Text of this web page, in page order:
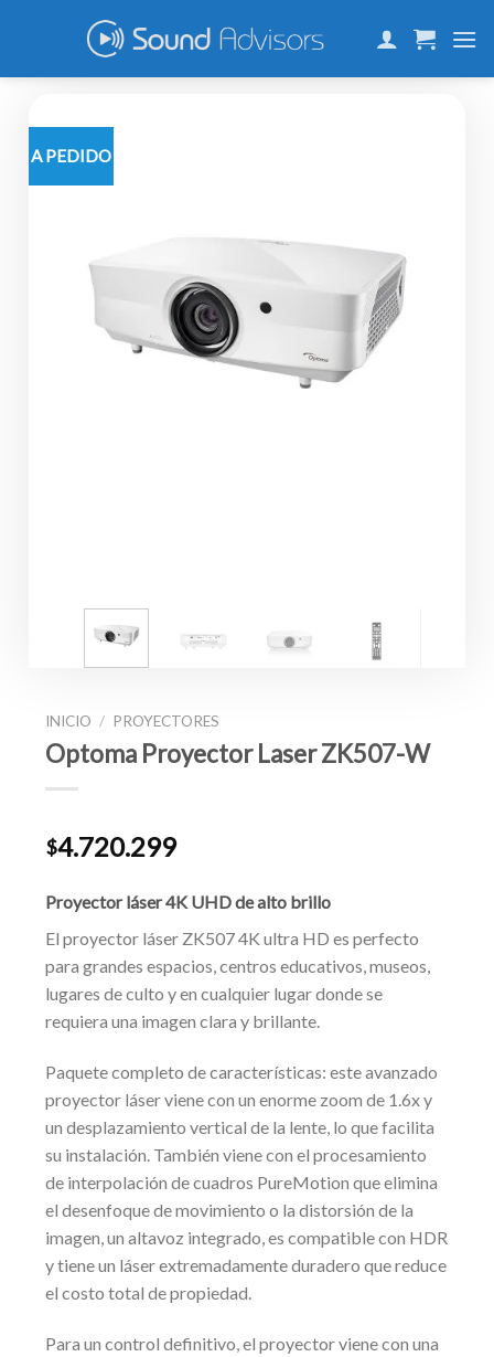
A PEDIDO
INICIO / PROYECTORES
Optoma Proyector Laser ZK507-W
$4.720.299
Proyector láser 4K UHD de alto brillo
El proyector láser ZK507 4K ultra HD es perfecto
para grandes espacios, centros educativos, museos,
lugares de culto y en cualquier lugar donde se
requiera una imagen clara y brillante.
Paquete completo de características: este avanzado
proyector láser viene con un enorme zoom de 1.6x y
un desplazamiento vertical de la lente, lo que facilita
su instalación. También viene con el procesamiento
de interpolación de cuadros PureMotion que elimina
el desenfoque de movimiento o la distorsión de la
imagen, un altavoz integrado, es compatible con HDR
y tiene un láser extremadamente duradero que reduce
el costo total de propiedad.
Para un control definitivo, el proyector viene con una